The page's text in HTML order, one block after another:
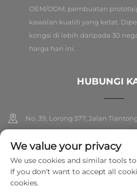
OEM/ODM, pembuatan
kawalan kualiti yang ketat.
kongsi di lebih daripada 30
harga hari ini.
HUBUNGI
No. 39, Lorong 577, Jalan
Yinzhou, Bandar Ningbo,
+86-18989326021
[email protected]
We value your privacy
We use cookies and similar tools
If you don't want to accept all
cookies.